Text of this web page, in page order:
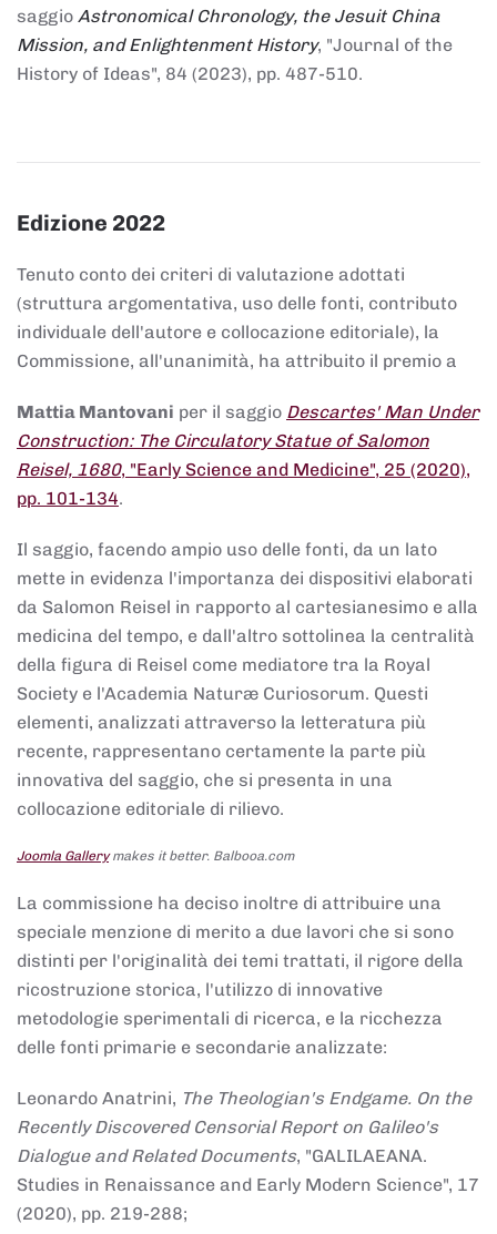
saggio Astronomical Chronology, the Jesuit China
Mission, and Enlightenment History, "Journal of the
History of Ideas", 84 (2023), pp. 487-510.
Edizione 2022
Tenuto conto dei criteri di valutazione adottati
(struttura argomentativa, uso delle fonti, contributo
individuale dell'autore e collocazione editoriale), la
Commissione, all'unanimità, ha attribuito il premio a
Mattia Mantovani per il saggio Descartes' Man Under
Construction: The Circulatory Statue of Salomon
Reisel, 1680, "Early Science and Medicine", 25 (2020),
pp. 101-134.
Il saggio, facendo ampio uso delle fonti, da un lato
mette in evidenza l'importanza dei dispositivi elaborati
da Salomon Reisel in rapporto al cartesianesimo e alla
medicina del tempo, e dall'altro sottolinea la centralità
della figura di Reisel come mediatore tra la Royal
Society e l'Academia Naturæ Curiosorum. Questi
elementi, analizzati attraverso la letteratura più
recente, rappresentano certamente la parte più
innovativa del saggio, che si presenta in una
collocazione editoriale di rilievo.
Joomla Gallerymakes it better. Balbooa.com
La commissione ha deciso inoltre di attribuire una
speciale menzione di merito a due lavori che si sono
distinti per l'originalità dei temi trattati, il rigore della
ricostruzione storica, l'utilizzo di innovative
metodologie sperimentali di ricerca, e la ricchezza
delle fonti primarie e secondarie analizzate:
Leonardo Anatrini, The Theologian's Endgame. On the
Recently Discovered Censorial Report on Galileo's
Dialogue and Related Documents, "GALILAEANA.
Studies in Renaissance and Early Modern Science", 17
(2020), pp. 219-288;